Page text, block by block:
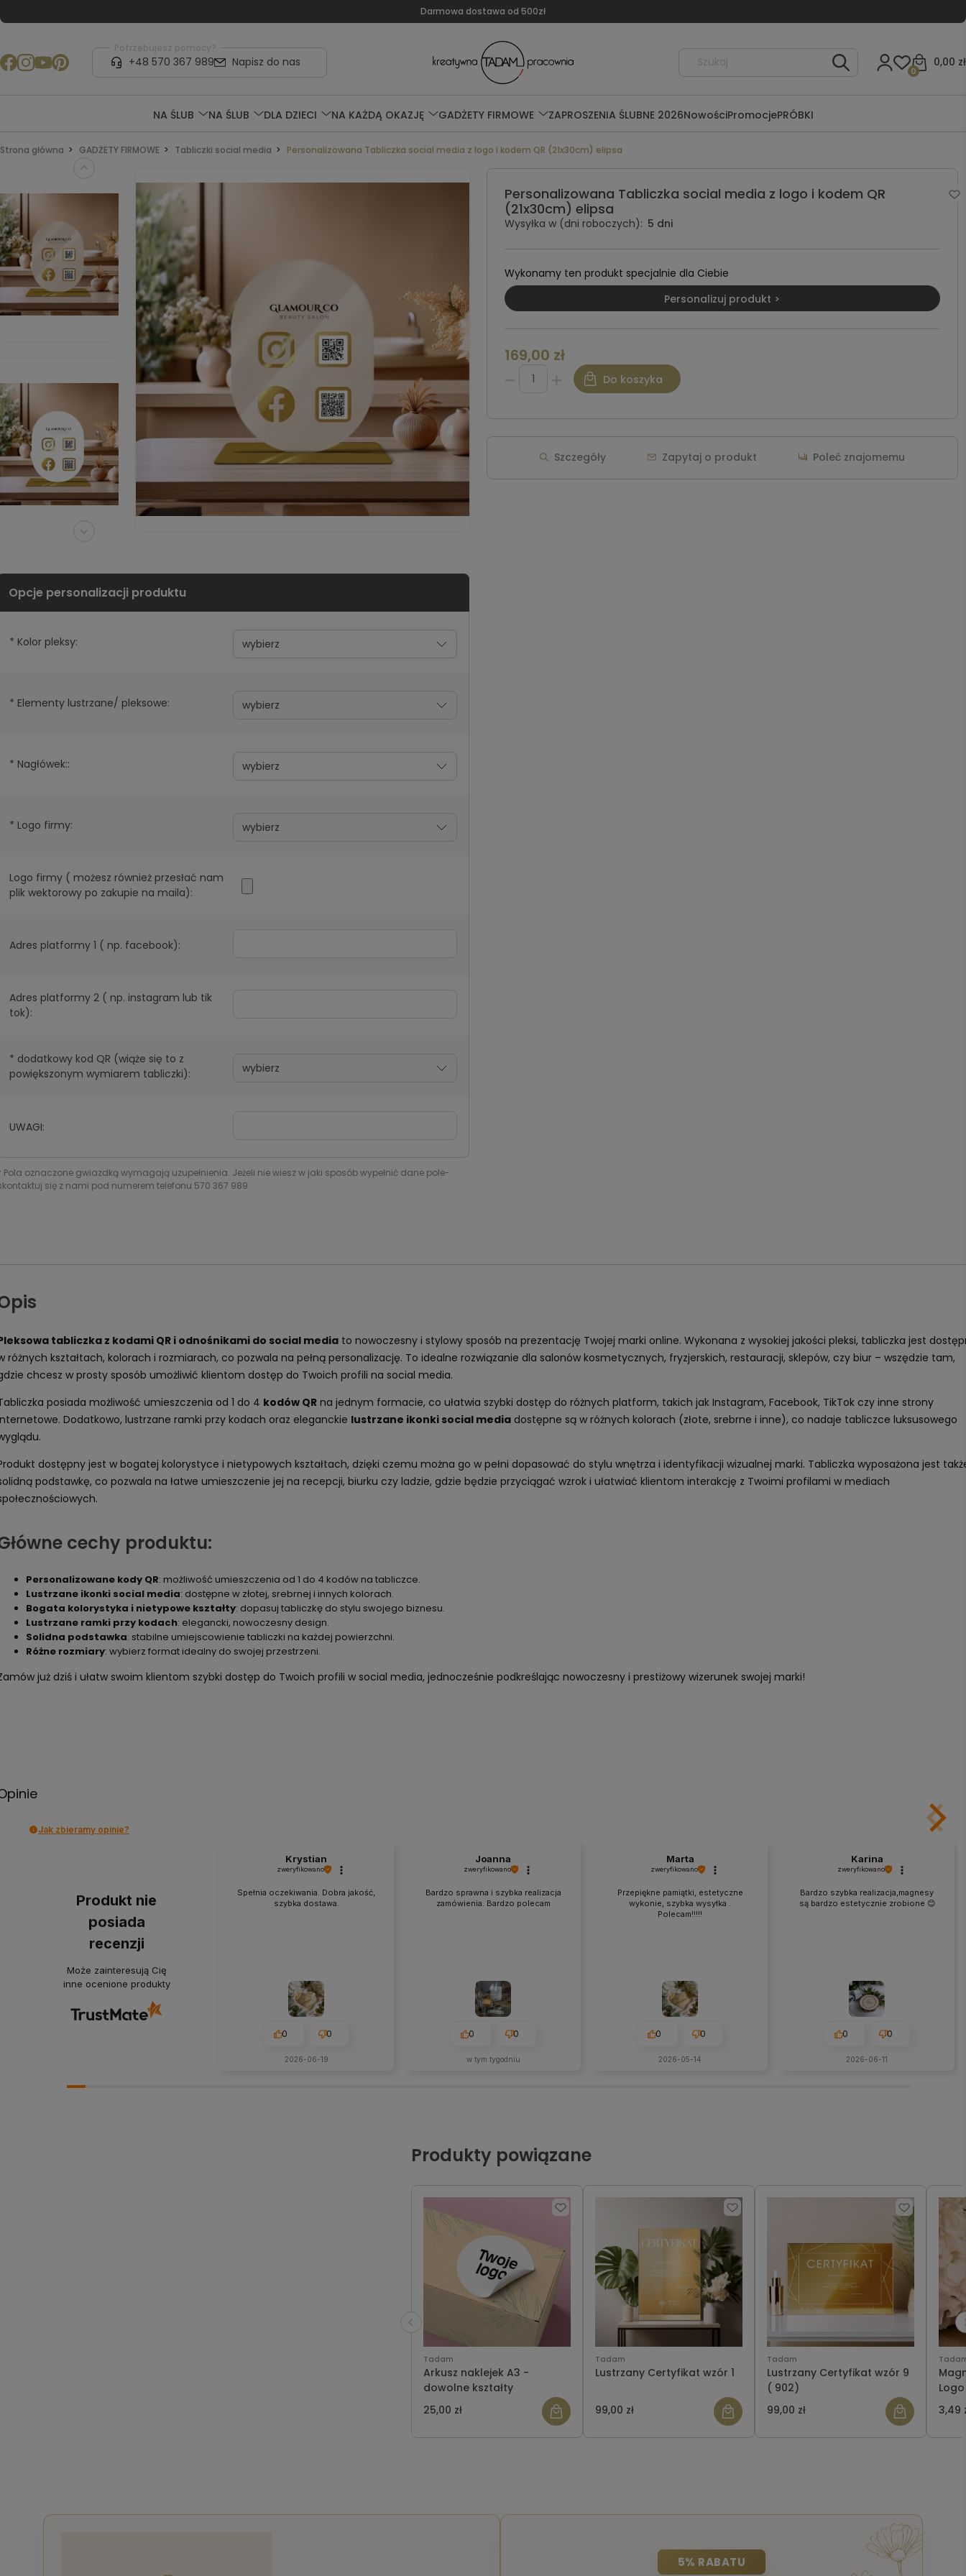
Darmowa dostawa od 500zł
Potrzebujesz pomocy?
+48 570 367 989 Napisz do nas 0,00 zł
0
NA ŚLUB NA ŚLUB DLA DZIECI NA KAŻDĄ OKAZJĘ GADŻETY FIRMOWE ZAPROSZENIA ŚLUBNE 2026NowościPromocjePRÓBKI
Strona główna GADŻETY FIRMOWE Tabliczki social media Personalizowana Tabliczka social media z logo i kodem QR (21x30cm) elipsa
Personalizowana Tabliczka social media z logo i kodem QR
(21x30cm) elipsa
Wysyłka w (dni roboczych): 5 dni
Wykonamy ten produkt specjalnie dla Ciebie
Personalizuj produkt >
* Kolor pleksy:
* Elementy lustrzane/ pleksowe:
* Nagłówek::
* Logo firmy:
Logo firmy ( możesz również przesłać nam
plik wektorowy po zakupie na maila):
Adres platformy 1 ( np. facebook):
Adres platformy 2 ( np. instagram lub tik
tok):
* dodatkowy kod QR (wiąże się to z
powiększonym wymiarem tabliczki):
UWAGI:
Pola oznaczone gwiazdką wymagają uzupełnienia. Jeżeli nie wiesz w jaki sposób wypełnić dane pole-
się z nami pod numerem telefonu 570 367 989
169,00 zł
Do koszyka
Szczegóły Zapytaj o produkt Poleć znajomemu
tabliczka z kodami QR i odnośnikami do social media to nowoczesny i stylowy sposób na prezentację Twojej marki online. Wykonana z wysokiej jakości pleksi, tabliczka jest
różnych kształtach, kolorach i rozmiarach, co pozwala na pełną personalizację. To idealne rozwiązanie dla salonów kosmetycznych, fryzjerskich, restauracji, sklepów, czy biur – wszędzie tam,
chcesz w prosty sposób umożliwić klientom dostęp do Twoich profili na social media.
posiada możliwość umieszczenia od 1 do 4 kodów QR na jednym formacie, co ułatwia szybki dostęp do różnych platform, takich jak Instagram, Facebook, TikTok czy inne strony
Dodatkowo, lustrzane ramki przy kodach oraz eleganckie lustrzane ikonki social media dostępne są w różnych kolorach (złote, srebrne i inne), co nadaje tabliczce luksusowego
dostępny jest w bogatej kolorystyce i nietypowych kształtach, dzięki czemu można go w pełni dopasować do stylu wnętrza i identyfikacji wizualnej marki. Tabliczka wyposażona jest
podstawkę, co pozwala na łatwe umieszczenie jej na recepcji, biurku czy ladzie, gdzie będzie przyciągać wzrok i ułatwiać klientom interakcję z Twoimi profilami w mediach
cechy produktu:
Personalizowane kody QR: możliwość umieszczenia od 1 do 4 kodów na tabliczce.
Lustrzane ikonki social media: dostępne w złotej, srebrnej i innych kolorach.
Bogata kolorystyka i nietypowe kształty: dopasuj tabliczkę do stylu swojego biznesu.
Lustrzane ramki przy kodach: elegancki, nowoczesny design.
Solidna podstawka: stabilne umiejscowienie tabliczki na każdej powierzchni.
Różne rozmiary: wybierz format idealny do swojej przestrzeni.
już dziś i ułatw swoim klientom szybki dostęp do Twoich profili w social media, jednocześnie podkreślając nowoczesny i prestiżowy wizerunek swojej marki!
Jak zbieramy opinie?
Produkt nie
posiada
recenzji
Może zainteresują Cię
inne ocenione produkty
Krystian
zweryfikowano
Spełnia oczekiwania. Dobra jakość,
szybka dostawa.
0 0
2026-06-19
Joanna
zweryfikowano
Bardzo sprawna i szybka realizacja
zamówienia. Bardzo polecam
0 0
w tym tygodniu
Marta
zweryfikowano
Przepiękne pamiątki, estetyczne
wykonie, szybka wysyłka .
Polecam!!!!!
0 0
2026-05-14
Karina
zweryfikowano
Bardzo szybka realizacja,magnesy
są bardzo estetycznie zrobione 😊
0 0
2026-06-11
Produkty powiązane
Tadam
Arkusz naklejek A3 -
dowolne kształty
25,00 zł
Tadam
Lustrzany Certyfikat wzór 1
99,00 zł
Tadam
Lustrzany Certyfikat wzór 9
( 902)
99,00 zł
3,49
5% RABATU